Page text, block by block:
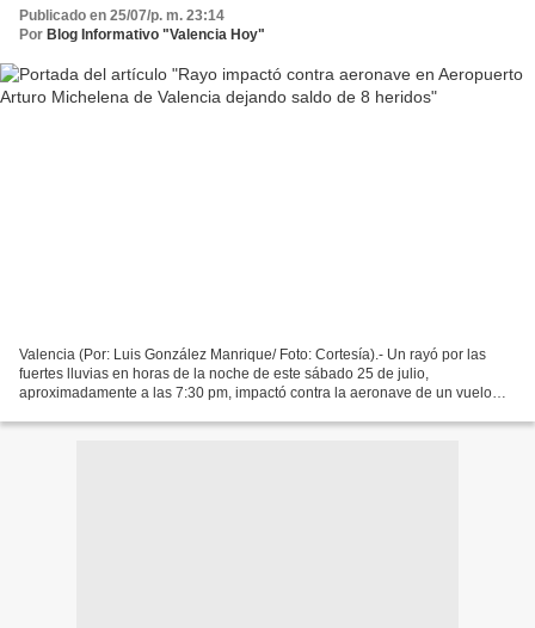
Publicado en 25/07/p. m. 23:14
Por Blog Informativo "Valencia Hoy"
Valencia (Por: Luis González Manrique/ Foto: Cortesía).- Un rayó por las
fuertes lluvias en horas de la noche de este sábado 25 de julio,
aproximadamente a las 7:30 pm, impactó contra la aeronave de un vuelo